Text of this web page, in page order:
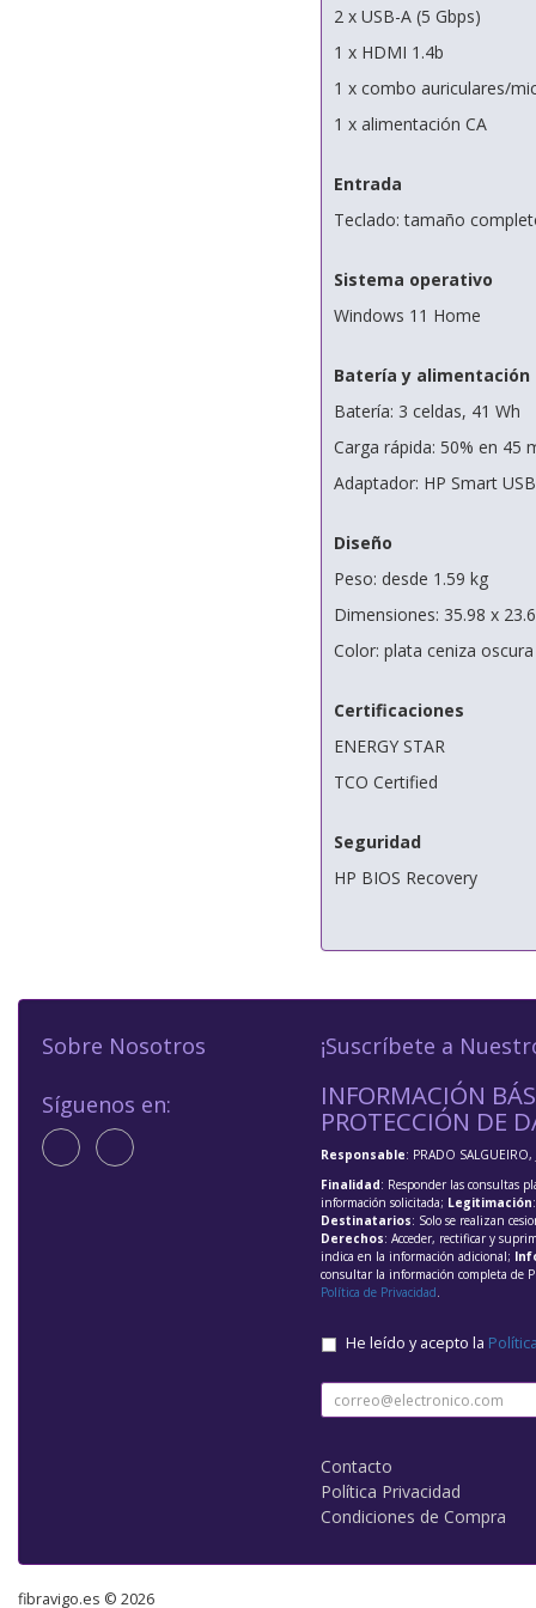
2 x USB-A (5 Gbps)
1 x HDMI 1.4b
1 x combo auriculares/
1 x alimentación CA
Entrada
Teclado: tamaño
Sistema operativo
Windows 11 Home
Batería y alimentación
Batería: 3 celdas, 41 Wh
Carga rápida: 50% en 45
Adaptador: HP Smart
Diseño
Peso: desde 1.59 kg
Dimensiones: 35.98 x
Color: plata ceniza oscura
Certificaciones
ENERGY STAR
TCO Certified
Seguridad
HP BIOS Recovery
Sobre Nosotros
Síguenos en:
¡Suscríbete a
INFORMACIÓN
PROTECCIÓN DE
Responsable: PRADO SALGUEIRO,
Finalidad: Responder las consultas
información solicitada; Legitimación
Destinatarios: Solo se realizan
Derechos: Acceder, rectificar y
indica en la información adicional;
consultar la información completa de
Política de Privacidad.
He leído y acepto la
Contacto
Política Privacidad
Condiciones de Compra
fibravigo.es © 2026